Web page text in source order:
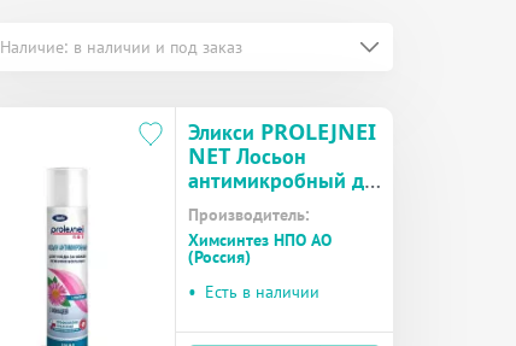
Наличие: в наличии и под заказ
Эликси PROLEJNEI
NET Лосьон
антимикробный д/
ухода за лежачими
больными с
эхинацеей аэр.
Производитель:
Химсинтез НПО АО
(Россия)
• Есть в наличии